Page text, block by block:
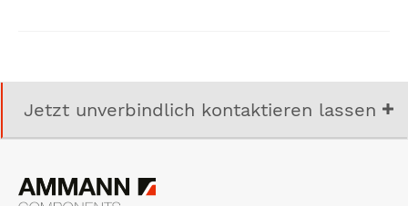
Jetzt unverbindlich kontaktieren lassen